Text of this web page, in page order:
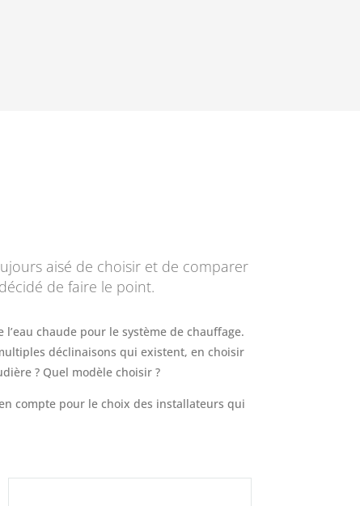
aisé de choisir et de comparer
de faire le point.
chaude pour le système de chauffage.
déclinaisons qui existent, en choisir
? Quel modèle choisir ?
compte pour le choix des installateurs qui